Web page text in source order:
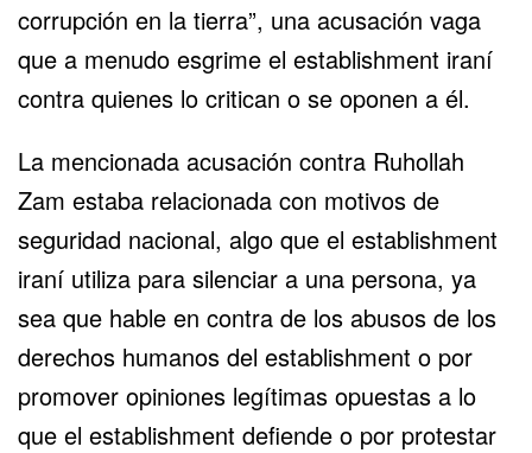
corrupción en la tierra”, una acusación vaga
que a menudo esgrime el establishment iraní
contra quienes lo critican o se oponen a él.
La mencionada acusación contra Ruhollah
Zam estaba relacionada con motivos de
seguridad nacional, algo que el establishment
iraní utiliza para silenciar a una persona, ya
sea que hable en contra de los abusos de los
derechos humanos del establishment o por
promover opiniones legítimas opuestas a lo
que el establishment defiende o por protestar